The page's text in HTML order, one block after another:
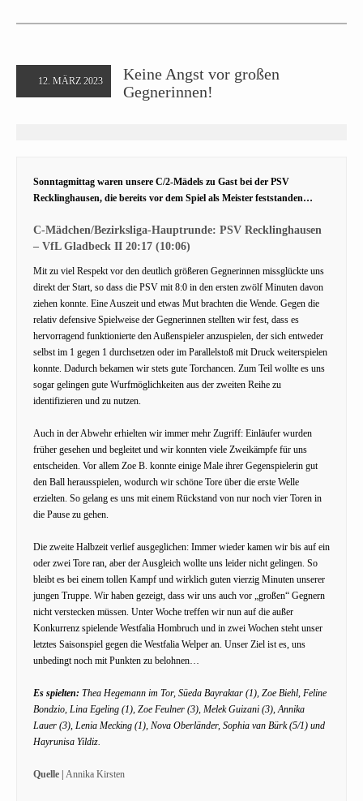
12. MÄRZ 2023
Keine Angst vor großen
Gegnerinnen!
Sonntagmittag waren unsere C/2-Mädels zu Gast bei der PSV
Recklinghausen, die bereits vor dem Spiel als Meister feststanden…
C-Mädchen/Bezirksliga-Hauptrunde: PSV Recklinghausen
– VfL Gladbeck II 20:17 (10:06)
Mit zu viel Respekt vor den deutlich größeren Gegnerinnen missglückte uns
direkt der Start, so dass die PSV mit 8:0 in den ersten zwölf Minuten davon
ziehen konnte. Eine Auszeit und etwas Mut brachten die Wende. Gegen die
relativ defensive Spielweise der Gegnerinnen stellten wir fest, dass es
hervorragend funktionierte den Außenspieler anzuspielen, der sich entweder
selbst im 1 gegen 1 durchsetzen oder im Parallelstoß mit Druck weiterspielen
konnte. Dadurch bekamen wir stets gute Torchancen. Zum Teil wollte es uns
sogar gelingen gute Wurfmöglichkeiten aus der zweiten Reihe zu
identifizieren und zu nutzen.
Auch in der Abwehr erhielten wir immer mehr Zugriff: Einläufer wurden
früher gesehen und begleitet und wir konnten viele Zweikämpfe für uns
entscheiden. Vor allem Zoe B. konnte einige Male ihrer Gegenspielerin gut
den Ball herausspielen, wodurch wir schöne Tore über die erste Welle
erzielten. So gelang es uns mit einem Rückstand von nur noch vier Toren in
die Pause zu gehen.
Die zweite Halbzeit verlief ausgeglichen: Immer wieder kamen wir bis auf ein
oder zwei Tore ran, aber der Ausgleich wollte uns leider nicht gelingen. So
bleibt es bei einem tollen Kampf und wirklich guten vierzig Minuten unserer
jungen Truppe. Wir haben gezeigt, dass wir uns auch vor „großen“ Gegnern
nicht verstecken müssen. Unter Woche treffen wir nun auf die außer
Konkurrenz spielende Westfalia Hombruch und in zwei Wochen steht unser
letztes Saisonspiel gegen die Westfalia Welper an. Unser Ziel ist es, uns
unbedingt noch mit Punkten zu belohnen…
Es spielten: Thea Hegemann im Tor, Süeda Bayraktar (1), Zoe Biehl, Feline
Bondzio, Lina Egeling (1), Zoe Feulner (3), Melek Guizani (3), Annika
Lauer (3), Lenia Mecking (1), Nova Oberländer, Sophia van Bürk (5/1) und
Hayrunisa Yildiz.
Quelle | Annika Kirsten